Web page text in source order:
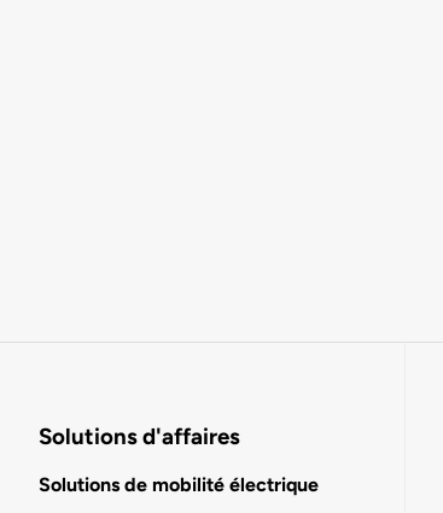
Solutions d'affaires
Solutions de mobilité électrique